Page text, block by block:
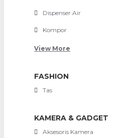
Dispenser Air
Kompor
View More
FASHION
Tas
KAMERA & GADGET
Aksesoris Kamera